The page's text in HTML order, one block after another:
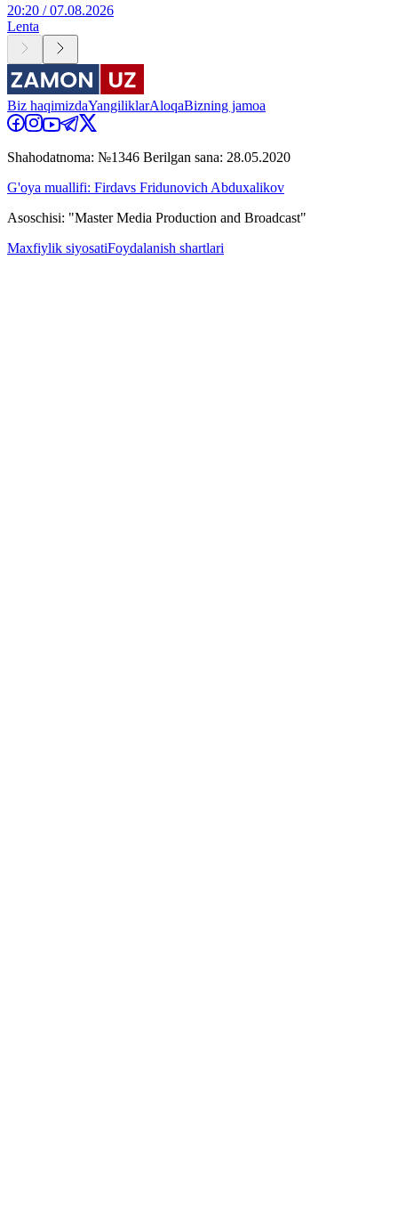
20:20 / 07.08.2026
Lenta
Biz haqimizdaYangiliklarAloqaBizning jamoa
Shahodatnoma: №1346 Berilgan sana: 28.05.2020
G'oya muallifi: Firdavs Fridunovich Abduxalikov
Asoschisi: "Master Media Production and Broadcast"
Maxfiylik siyosatiFoydalanish shartlari